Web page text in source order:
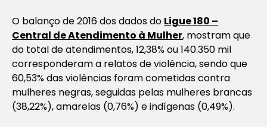
O balanço de 2016 dos dados do Ligue 180 –
Central de Atendimento à Mulher, mostram que
do total de atendimentos, 12,38% ou 140.350 mil
corresponderam a relatos de violência, sendo que
60,53% das violências foram cometidas contra
mulheres negras, seguidas pelas mulheres brancas
(38,22%), amarelas (0,76%) e indígenas (0,49%).